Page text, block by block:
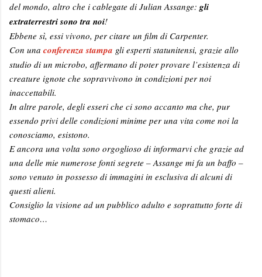
del mondo, altro che i cablegate di Julian Assange: gli
extraterrestri sono tra noi!
Ebbene sì, essi vivono, per citare un film di Carpenter.
Con una conferenza stampa gli esperti statunitensi, grazie allo
studio di un microbo, affermano di poter provare l’esistenza di
creature ignote che sopravvivono in condizioni per noi
inaccettabili.
In altre parole, degli esseri che ci sono accanto ma che, pur
essendo privi delle condizioni minime per una vita come noi la
conosciamo, esistono.
E ancora una volta sono orgoglioso di informarvi che grazie ad
una delle mie numerose fonti segrete – Assange mi fa un baffo –
sono venuto in possesso di immagini in esclusiva di alcuni di
questi alieni.
Consiglio la visione ad un pubblico adulto e soprattutto forte di
stomaco…